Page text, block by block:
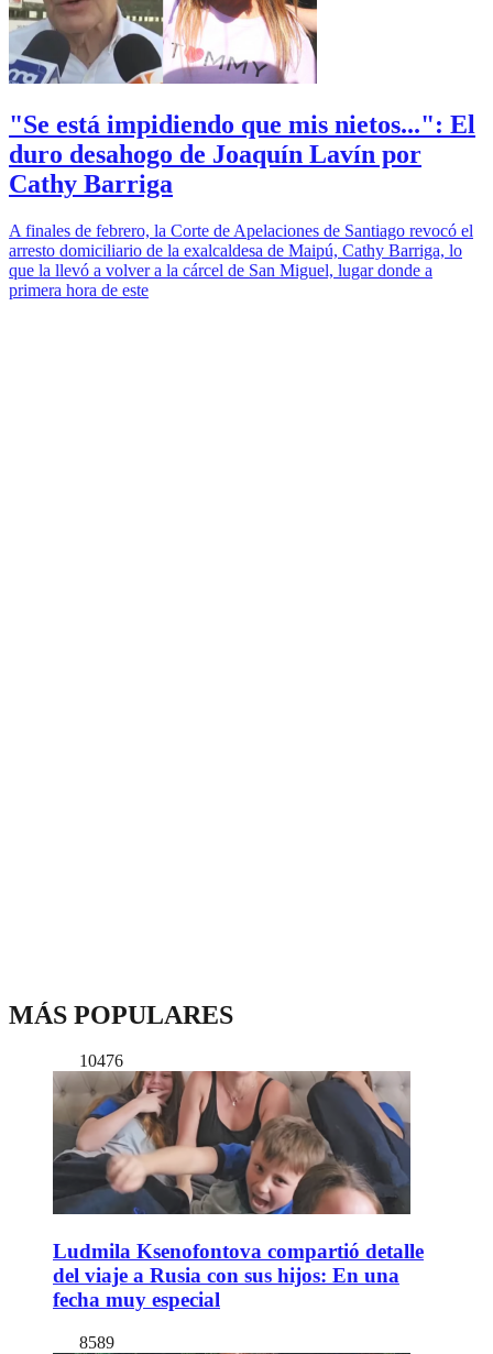
"Se está impidiendo que mis nietos...": El
duro desahogo de Joaquín Lavín por
Cathy Barriga
A finales de febrero, la Corte de Apelaciones de Santiago revocó el
arresto domiciliario de la exalcaldesa de Maipú, Cathy Barriga, lo
que la llevó a volver a la cárcel de San Miguel, lugar donde a
primera hora de este
MÁS POPULARES
10476
Ludmila Ksenofontova compartió detalle
del viaje a Rusia con sus hijos: En una
fecha muy especial
8589